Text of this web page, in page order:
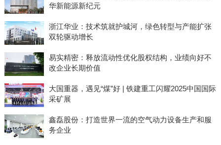
华新能源新纪元
浙江华业：技术筑就护城河，绿色转型与产能扩张
双轮驱动增长
易实精密：释放流动性优化股权结构，业绩向好不
改企业长期价值
大国重器，遇见“煤”好 | 铁建重工闪耀2025中国国际
采矿展
鑫磊股份：打造世界一流的空气动力设备生产和服
务企业